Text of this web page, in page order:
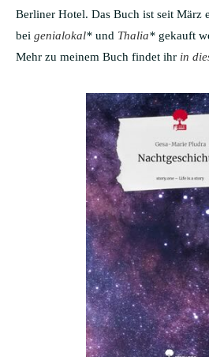
Berliner Hotel. Das Buch ist seit März
bei genialokal* und Thalia* gekauft
Mehr zu meinem Buch findet ihr in